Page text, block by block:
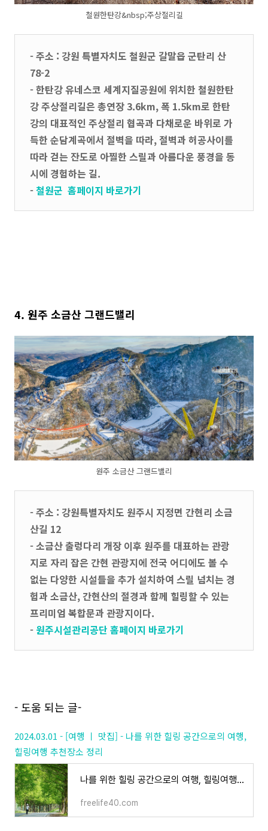
철원한탄강&nbsp;주상절리길
- 주소 : 강원 특별자치도 철원군 갈말읍 군탄리 산
78-2
- 한탄강 유네스코 세계지질공원에 위치한 철원한탄
강 주상절리길은 총연장 3.6km, 폭 1.5km로 한탄
강의 대표적인 주상절리 협곡과 다채로운 바위로 가
득한 순담계곡에서 절벽을 따라, 절벽과 허공사이를
따라 걷는 잔도로 아찔한 스릴과 아름다운 풍경을 동
시에 경험하는 길.
-철원군 홈페이지 바로가기
4. 원주 소금산 그랜드밸리
원주 소금산 그랜드밸리
- 주소 : 강원특별자치도 원주시 지정면 간현리 소금
산길 12
- 소금산 출렁다리 개장 이후 원주를 대표하는 관광
지로 자리 잡은 간현 관광지에 전국 어디에도 볼 수
없는 다양한 시설들을 추가 설치하여 스릴 넘치는 경
험과 소금산, 간현산의 절경과 함께 힐링할 수 있는
프리미엄 복합문과 관광지이다.
- 원주시설관리공단 홈페이지 바로가기
- 도움 되는 글-
2024.03.01 - [여행 ㅣ 맛집] - 나를 위한 힐링 공간으로의 여행,
힐링여행 추천장소 정리
나를 위한 힐링 공간으로의 여행, 힐링여행 추천장소 정리
freelife40.com